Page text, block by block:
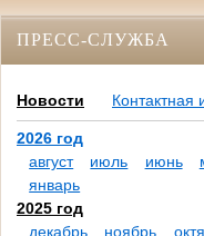
ПРЕСС-СЛУЖБА
Новости
2026 год
август
июль июнь
январь
2025 год
декабрь
ноябрь